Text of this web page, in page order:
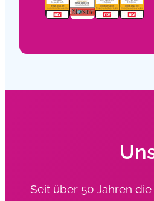
Seit über 50 Jahren